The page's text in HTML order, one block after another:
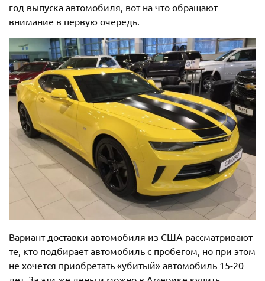
год выпуска автомобиля, вот на что обращают
внимание в первую очередь.
Вариант доставки автомобиля из США рассматривают
те, кто подбирает автомобиль с пробегом, но при этом
не хочется приобретать «убитый» автомобиль 15-20